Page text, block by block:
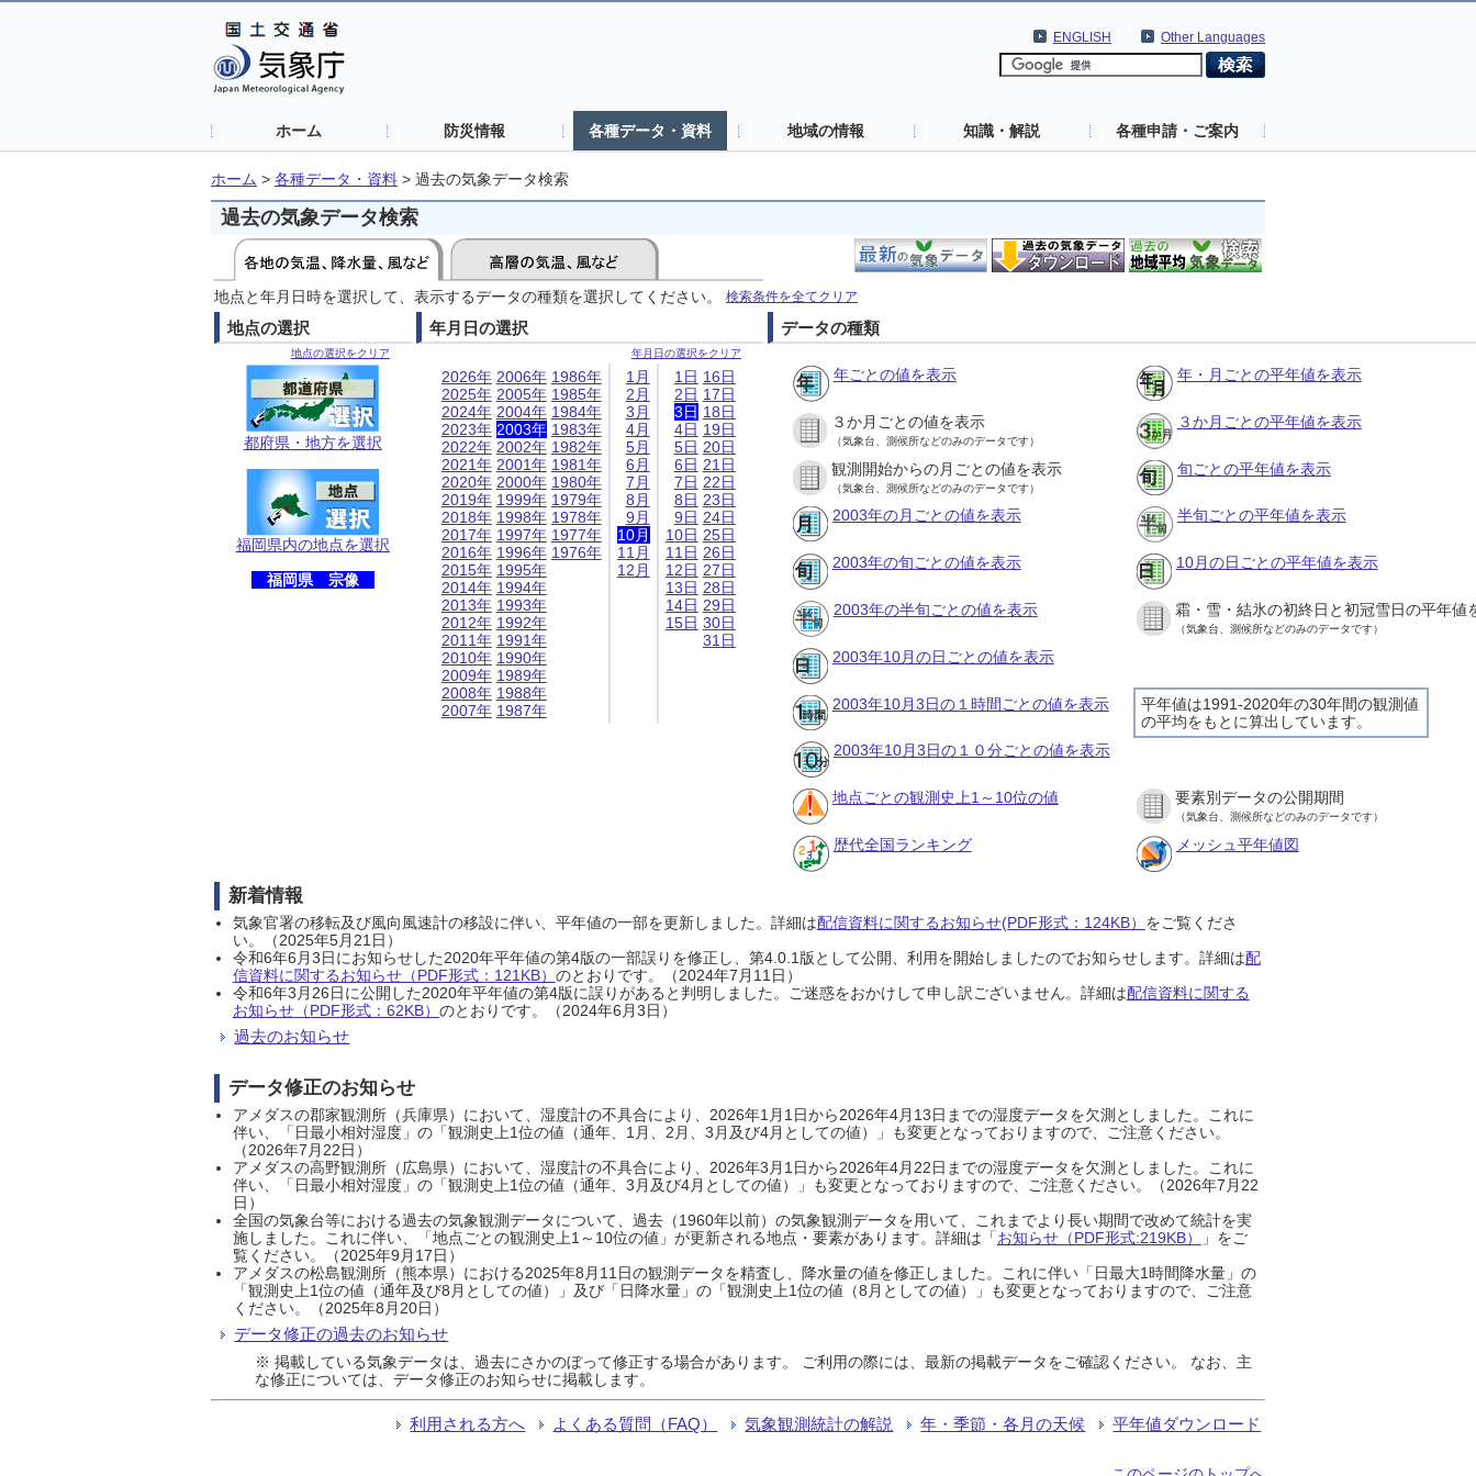
Other Languages
ENGLISH
ホーム 防災情報 各種データ・資料 地域の情報 知識・解説 各種申請・ご案内
ホーム > 各種データ・資料 > 過去の気象データ検索
過去の気象データ検索
地点と年月日時を選択して、表示するデータの種類を選択してください。 検索条件を全てクリア
地点の選択
地点の選択をクリア
都府県・地方を選択
福岡県内の地点を選択
福岡県 宗像
年月日の選択
年月日の選択をクリア
2026年
2025年
2024年
2023年
2022年
2021年
2020年
2019年
2018年
2017年
2016年
2015年
2014年
2013年
2012年
2011年
2010年
2009年
2008年
2007年
2006年
2005年
2004年
2003年
2002年
2001年
2000年
1999年
1998年
1997年
1996年
1995年
1994年
1993年
1992年
1991年
1990年
1989年
1988年
1987年
1986年
1985年
1984年
1983年
1982年
1981年
1980年
1979年
1978年
1977年
1976年
1月
2月
3月
4月
5月
6月
7月
8月
9月
10月
11月
12月
1日
2日
3日
4日
5日
6日
7日
8日
9日
10日
11日
12日
13日
14日
15日
16日
17日
18日
19日
20日
21日
22日
23日
24日
25日
26日
27日
28日
29日
30日
31日
データの種類
年ごとの値を表示 年・月ごとの平年値を表示
３か月ごとの値を表示
（気象台、測候所などのみのデータです）
３か月ごとの平年値を表示
観測開始からの月ごとの値を表示
（気象台、測候所などのみのデータです）
旬ごとの平年値を表示
2003年の月ごとの値を表示 半旬ごとの平年値を表示
2003年の旬ごとの値を表示 10月の日ごとの平年値を表示
2003年の半旬ごとの値を表示 霜・雪・結氷の初終日と初冠雪日の平年値
（気象台、測候所などのみのデータです）
2003年10月の日ごとの値を表示
平年値は1991-2020年の30年間の観測値
の平均をもとに算出しています。
2003年10月3日の１時間ごとの値を表示
2003年10月3日の１０分ごとの値を表示
地点ごとの観測史上1～10位の値 要素別データの公開期間
（気象台、測候所などのみのデータです）
歴代全国ランキング メッシュ平年値図
新着情報
気象官署の移転及び風向風速計の移設に伴い、平年値の一部を更新しました。詳細は配信資料に関するお知らせ(PDF形式：124KB） をご覧くださ
い。（2025年5月21日）
令和6年6月3日にお知らせした2020年平年値の第4版の一部誤りを修正し、第4.0.1版として公開、利用を開始しましたのでお知らせします。詳細は配
信資料に関するお知らせ（PDF形式：121KB） のとおりです。（2024年7月11日）
令和6年3月26日に公開した2020年平年値の第4版に誤りがあると判明しました。ご迷惑をおかけして申し訳ございません。詳細は配信資料に関する
お知らせ（PDF形式：62KB） のとおりです。（2024年6月3日）
過去のお知らせ
データ修正のお知らせ
アメダスの郡家観測所（兵庫県）において、湿度計の不具合により、2026年1月1日から2026年4月13日までの湿度データを欠測としました。これに
伴い、「日最小相対湿度」の「観測史上1位の値（通年、1月、2月、3月及び4月としての値）」も変更となっておりますので、ご注意ください。
（2026年7月22日）
アメダスの高野観測所（広島県）において、湿度計の不具合により、2026年3月1日から2026年4月22日までの湿度データを欠測としました。これに
伴い、「日最小相対湿度」の「観測史上1位の値（通年、3月及び4月としての値）」も変更となっておりますので、ご注意ください。（2026年7月22
日）
全国の気象台等における過去の気象観測データについて、過去（1960年以前）の気象観測データを用いて、これまでより長い期間で改めて統計を実
施しました。これに伴い、「地点ごとの観測史上1～10位の値」が更新される地点・要素があります。詳細は「お知らせ（PDF形式:219KB）
」をご
覧ください。（2025年9月17日）
アメダスの松島観測所（熊本県）における2025年8月11日の観測データを精査し、降水量の値を修正しました。これに伴い「日最大1時間降水量」の
「観測史上1位の値（通年及び8月としての値）」及び「日降水量」の「観測史上1位の値（8月としての値）」も変更となっておりますので、ご注意
ください。（2025年8月20日）
データ修正の過去のお知らせ
※ 掲載している気象データは、過去にさかのぼって修正する場合があります。 ご利用の際には、最新の掲載データをご確認ください。 なお、主
な修正については、データ修正のお知らせに掲載します。
利用される方へ よくある質問（FAQ） 気象観測統計の解説 年・季節・各月の天候 平年値ダウンロード